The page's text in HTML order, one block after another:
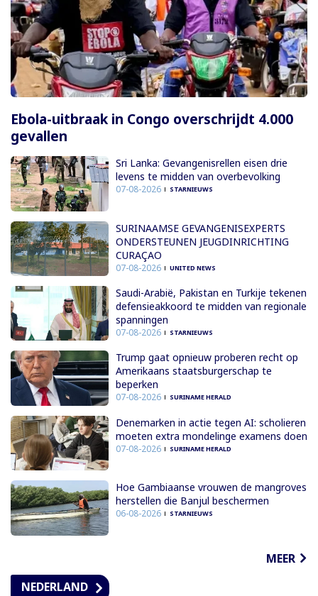
Ebola-uitbraak in Congo overschrijdt 4.000
gevallen
Sri Lanka: Gevangenisrellen eisen drie
levens te midden van overbevolking
07-08-2026 STARNIEUWS
SURINAAMSE GEVANGENISEXPERTS
ONDERSTEUNEN JEUGDINRICHTING
CURAÇAO
07-08-2026 UNITED NEWS
Saudi-Arabië, Pakistan en Turkije tekenen
defensieakkoord te midden van regionale
spanningen
07-08-2026 STARNIEUWS
Trump gaat opnieuw proberen recht op
Amerikaans staatsburgerschap te
beperken
07-08-2026 SURINAME HERALD
Denemarken in actie tegen AI: scholieren
moeten extra mondelinge examens doen
07-08-2026 SURINAME HERALD
Hoe Gambiaanse vrouwen de mangroves
herstellen die Banjul beschermen
06-08-2026 STARNIEUWS
MEER
NEDERLAND